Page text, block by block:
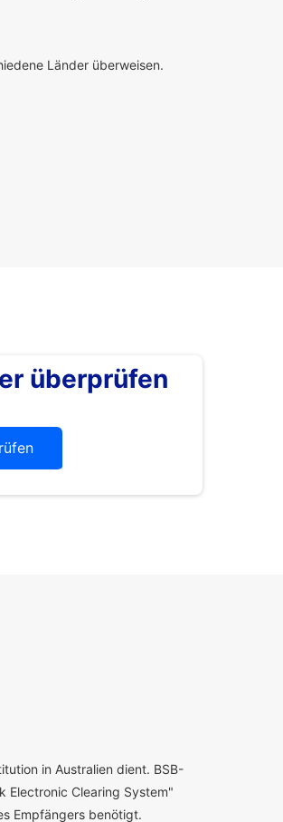
Länder überweisen.
überprüfen
in Australien dient. BSB-
Electronic Clearing System"
Empfängers benötigt.